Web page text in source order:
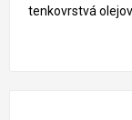
tenkovrstvá